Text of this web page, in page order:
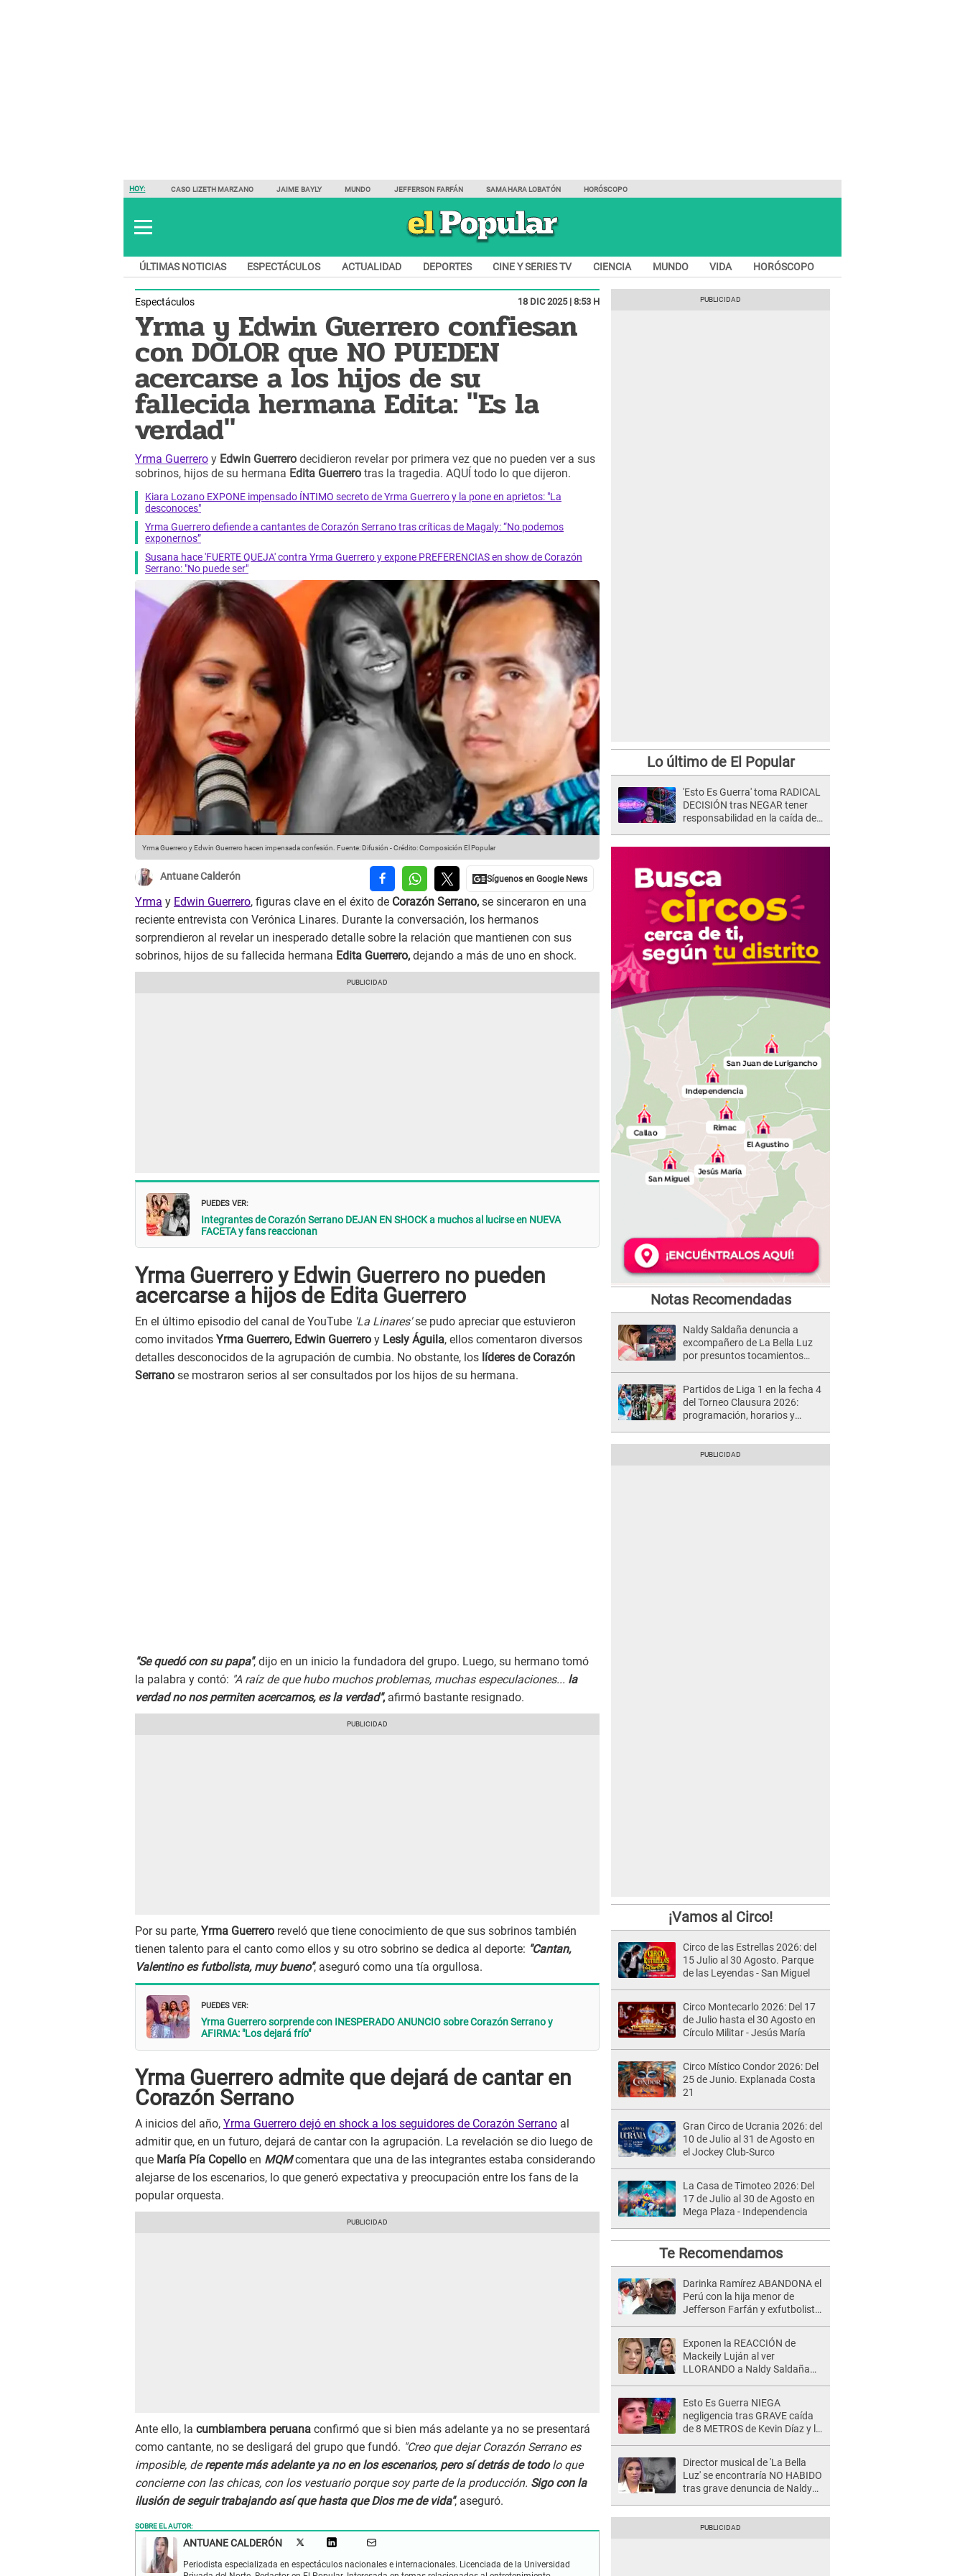
HOY: CASO LIZETH MARZANO JAIME BAYLY MUNDO JEFFERSON FARFÁN SAMAHARA LOBATÓN HORÓSCOPO
ÚLTIMAS NOTICIAS ESPECTÁCULOS ACTUALIDAD DEPORTES CINE Y SERIES TV CIENCIA MUNDO VIDA HORÓSCOPO
Espectáculos 18 DIC 2025 | 8:53 H
Yrma y Edwin Guerrero confiesan
con DOLOR que NO PUEDEN
acercarse a los hijos de su
fallecida hermana Edita: "Es la
verdad"
Yrma Guerrero y Edwin Guerrero decidieron revelar por primera vez que no pueden ver a sus
sobrinos, hijos de su hermana Edita Guerrero tras la tragedia. AQUÍ todo lo que dijeron.
Kiara Lozano EXPONE impensado ÍNTIMO secreto de Yrma Guerrero y la pone en aprietos: "La
desconoces"
Yrma Guerrero defiende a cantantes de Corazón Serrano tras críticas de Magaly: “No podemos
exponernos”
Susana hace 'FUERTE QUEJA' contra Yrma Guerrero y expone PREFERENCIAS en show de Corazón
Serrano: "No puede ser"
Yrma Guerrero y Edwin Guerrero hacen impensada confesión. Fuente: Difusión -Crédito: Composición El Popular
Antuane Calderón
Yrma y Edwin Guerrero, figuras clave en el éxito de Corazón Serrano, se sinceraron en una
reciente entrevista con Verónica Linares. Durante la conversación, los hermanos
sorprendieron al revelar un inesperado detalle sobre la relación que mantienen con sus
sobrinos, hijos de su fallecida hermana Edita Guerrero, dejando a más de uno en shock.
PUEDES VER:
Integrantes de Corazón Serrano DEJAN EN SHOCK a muchos al lucirse en NUEVA
FACETA y fans reaccionan
Yrma Guerrero y Edwin Guerrero no pueden
acercarse a hijos de Edita Guerrero
En el último episodio del canal de YouTube 'La Linares'se pudo apreciar que estuvieron
como invitados Yrma Guerrero, Edwin Guerrero y Lesly Águila, ellos comentaron diversos
detalles desconocidos de la agrupación de cumbia. No obstante, los líderes de Corazón
Serrano se mostraron serios al ser consultados por los hijos de su hermana.
"Se quedó con su papa", dijo en un inicio la fundadora del grupo. Luego, su hermano tomó
la palabra y contó: "A raíz de que hubo muchos problemas, muchas especulaciones... la
verdad no nos permiten acercarnos, es la verdad", afirmó bastante resignado.
Por su parte, Yrma Guerrero reveló que tiene conocimiento de que sus sobrinos también
tienen talento para el canto como ellos y su otro sobrino se dedica al deporte: "Cantan,
Valentino es futbolista, muy bueno", aseguró como una tía orgullosa.
PUEDES VER:
Yrma Guerrero sorprende con INESPERADO ANUNCIO sobre Corazón Serrano y
AFIRMA: "Los dejará frío"
Yrma Guerrero admite que dejará de cantar en
Corazón Serrano
A inicios del año, Yrma Guerrero dejó en shock a los seguidores de Corazón Serrano al
admitir que, en un futuro, dejará de cantar con la agrupación. La revelación se dio luego de
que María Pía Copello en MQMcomentara que una de las integrantes estaba considerando
alejarse de los escenarios, lo que generó expectativa y preocupación entre los fans de la
popular orquesta.
Ante ello, la cumbiambera peruana confirmó que si bien más adelante ya no se presentará
como cantante, no se desligará del grupo que fundó. "Creo que dejar Corazón Serrano es
imposible, derepente más adelante ya no en los escenarios, pero sí detrás de todolo que
concierne con las chicas, con los vestuario porque soy parte de la producción. Sigo con la
ilusión de seguir trabajando así que hasta que Dios me de vida", aseguró.
SOBRE EL AUTOR:
ANTUANE CALDERÓN
Periodista especializada en espectáculos nacionales e internacionales. Licenciada de la Universidad
Lo último de El Popular
'Esto Es Guerra' toma RADICAL
DECISIÓN tras NEGAR tener
responsabilidad en la caída de
Notas Recomendadas
Naldy Saldaña denuncia a
excompañero de La Bella Luz
por presuntos tocamientos
Partidos de Liga 1 en la fecha 4
del Torneo Clausura 2026:
programación, horarios y
¡Vamos al Circo!
Circo de las Estrellas 2026: del
15 Julio al 30 Agosto. Parque
de las Leyendas - San Miguel
Circo Montecarlo 2026: Del 17
de Julio hasta el 30 Agosto en
Círculo Militar - Jesús María
Circo Místico Condor 2026: Del
25 de Junio. Explanada Costa
21
Gran Circo de Ucrania 2026: del
10 de Julio al 31 de Agosto en
el Jockey Club-Surco
La Casa de Timoteo 2026: Del
17 de Julio al 30 de Agosto en
Mega Plaza - Independencia
Te Recomendamos
Darinka Ramírez ABANDONA el
Perú con la hija menor de
Jefferson Farfán y exfutbolista
Exponen la REACCIÓN de
Mackeily Luján al ver
LLORANDO a Naldy Saldaña
Esto Es Guerra NIEGA
negligencia tras GRAVE caída
de 8 METROS de Kevin Díaz y lo
Director musical de 'La Bella
Luz' se encontraría NO HABIDO
tras grave denuncia de Naldy